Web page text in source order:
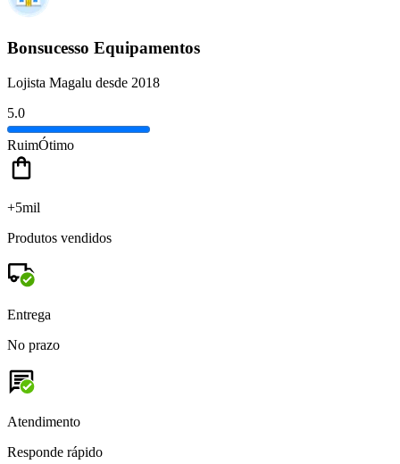
Bonsucesso Equipamentos
Lojista Magalu desde 2018
5.0
RuimÓtimo
+5mil
Produtos vendidos
Entrega
No prazo
Atendimento
Responde rápido